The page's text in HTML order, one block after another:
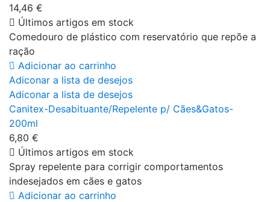
14,46 €
Últimos artigos em stock
Comedouro de plástico com reservatório que repõe a
ração
Adicionar ao carrinho
Adiconar a lista de desejos
Adiconar a lista de desejos
Canitex-Desabituante/Repelente p/ Cães&Gatos-
200ml
6,80 €
Últimos artigos em stock
Spray repelente para corrigir comportamentos
indesejados em cães e gatos
Adicionar ao carrinho